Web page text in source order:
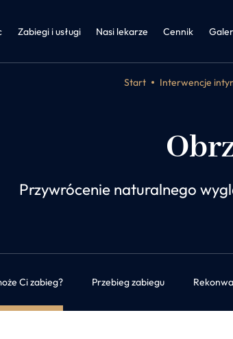
• Liberec
Zabiegi i usługi
Choroby wewnętrzne i otyłość
Nasi lekarze Cennik
Start Interwencje
Przywrócenie naturalnego
Ci zabieg? Przebieg zabiegu